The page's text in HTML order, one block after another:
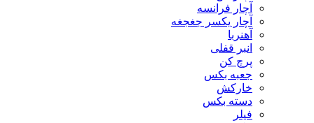
آچار فرانسه
آچار یکسر جغجغه
آهنربا
انبر قفلی
پرچ کن
جعبه بکس
خارکش
دسته بکس
فیلر